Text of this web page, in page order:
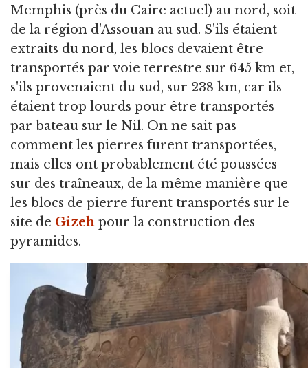
Memphis (près du Caire actuel) au nord, soit
de la région d'Assouan au sud. S'ils étaient
extraits du nord, les blocs devaient être
transportés par voie terrestre sur 645 km et,
s'ils provenaient du sud, sur 238 km, car ils
étaient trop lourds pour être transportés
par bateau sur le Nil. On ne sait pas
comment les pierres furent transportées,
mais elles ont probablement été poussées
sur des traîneaux, de la même manière que
les blocs de pierre furent transportés sur le
site de Gizeh pour la construction des
pyramides.